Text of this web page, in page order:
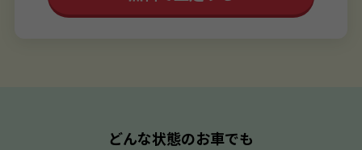
どんな状態のお車でも